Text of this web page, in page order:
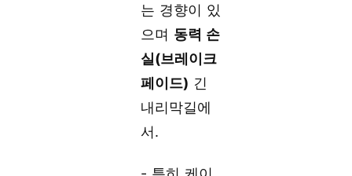
는 경향이 있
으며 동력 손
실(브레이크
페이드) 긴
내리막길에
서.